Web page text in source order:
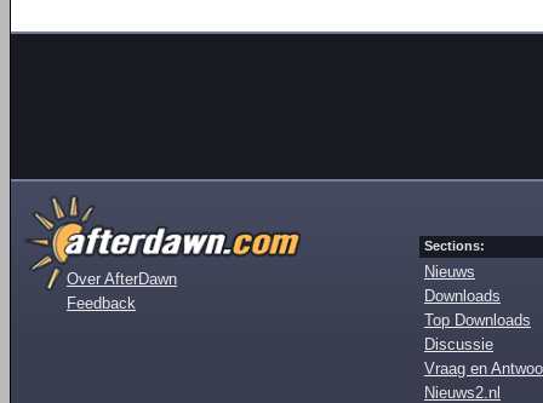
Over AfterDawn
Feedback
Sections:
Nieuws
Downloads
Top Downloads
Discussie
Vraag en
Nieuws2.nl